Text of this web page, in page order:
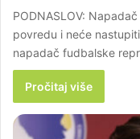
PODNASLOV:
povredu i neće
napadač fudbalske
Pročitaj više